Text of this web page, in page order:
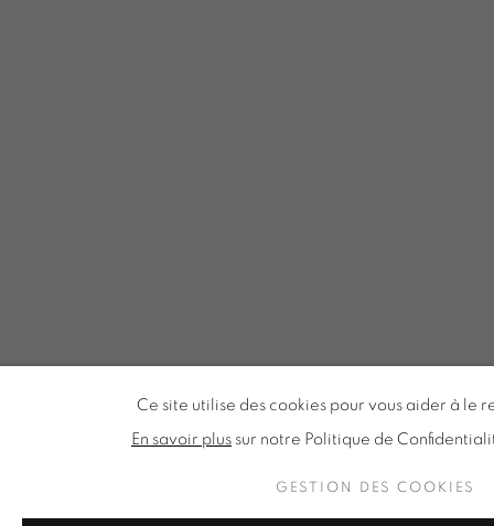
Ce site utilise des cookies pour vous aider à le
En savoir plus sur notre Politique de
GESTION DES COOKIES